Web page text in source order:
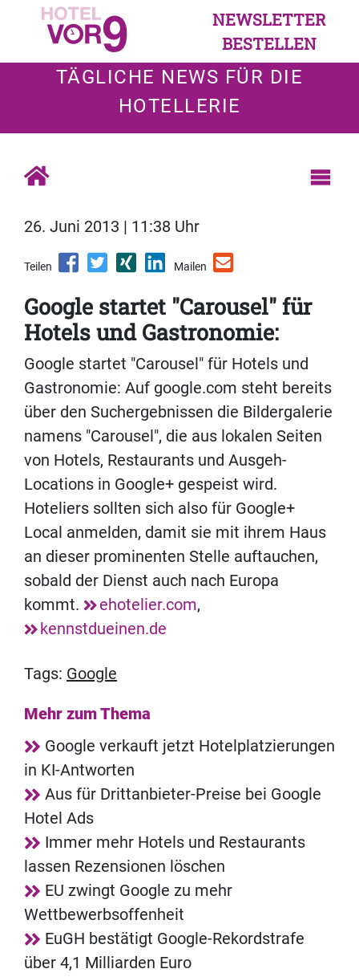
NEWSLETTER
BESTELLEN
TÄGLICHE NEWS FÜR DIE
HOTELLERIE
26. Juni 2013 | 11:38 Uhr
Teilen Mailen
Google startet "Carousel" für
Hotels und Gastronomie:
Google startet "Carousel" für Hotels und
Gastronomie: Auf google.com steht bereits
über den Suchergebnissen die Bildergalerie
namens "Carousel", die aus lokalen Seiten
von Hotels, Restaurants und Ausgeh-
Locations in Google+ gespeist wird.
Hoteliers sollten sich also für Google+
Local anmelden, damit sie mit ihrem Haus
an dieser prominenten Stelle auftauchen,
sobald der Dienst auch nach Europa
kommt.
ehotelier.com,
kennstdueinen.de
Tags: Google
Mehr zum Thema
Google verkauft jetzt Hotelplatzierungen
in KI-Antworten
Aus für Drittanbieter-Preise bei Google
Hotel Ads
Immer mehr Hotels und Restaurants
lassen Rezensionen löschen
EU zwingt Google zu mehr
Wettbewerbsoffenheit
EuGH bestätigt Google-Rekordstrafe
über 4,1 Milliarden Euro